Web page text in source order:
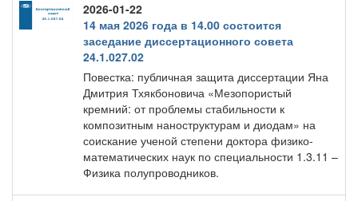
2026-01-22
14 мая 2026 года в 14.00 состоится
заседание диссертационного совета
24.1.027.02
Повестка: публичная защита диссертации Яна
Дмитрия Тхякбоновича «Мезопористый
кремний: от проблемы стабильности к
композитным наноструктурам и диодам» на
соискание ученой степени доктора физико-
математических наук по специальности 1.3.11 –
Физика полупроводников.